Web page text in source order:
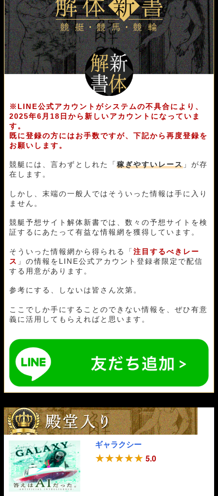
※LINE公式アカウントがシステムの不具合により、
2025年6月18日から新しいアカウントになっていま
す。
既に登録の方にはお手数ですが、下記から再度登録を
お願いします。
競艇には、言わずとしれた「 稼ぎやすいレース 」が存
在します。
しかし、末端の一般人ではそういった情報は手に入り
ません。
競艇予想サイト解体新書では、数々の予想サイトを検
証するにあたって有益な情報網を獲得しています。
そういった情報網から得られる「注目するべきレー
ス 」の情報をLINE公式アカウント登録者限定で配信
する用意があります。
参考にする、しないは皆さん次第。
ここでしか手にすることのできない情報を、ぜひ有意
義に活用してもらえればと思います。
ギャラクシー
5.0